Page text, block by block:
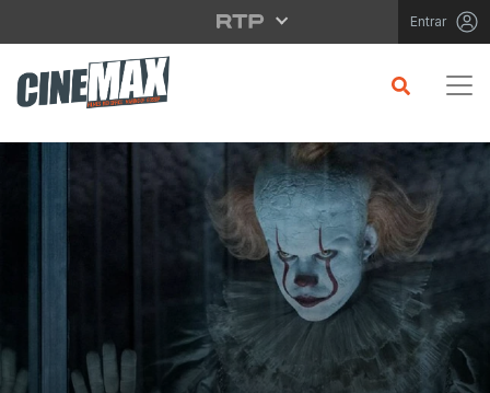
Saltar para o conteúdo principal Entrar